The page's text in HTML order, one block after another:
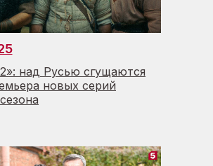
над Русью сгущаются
новых серий